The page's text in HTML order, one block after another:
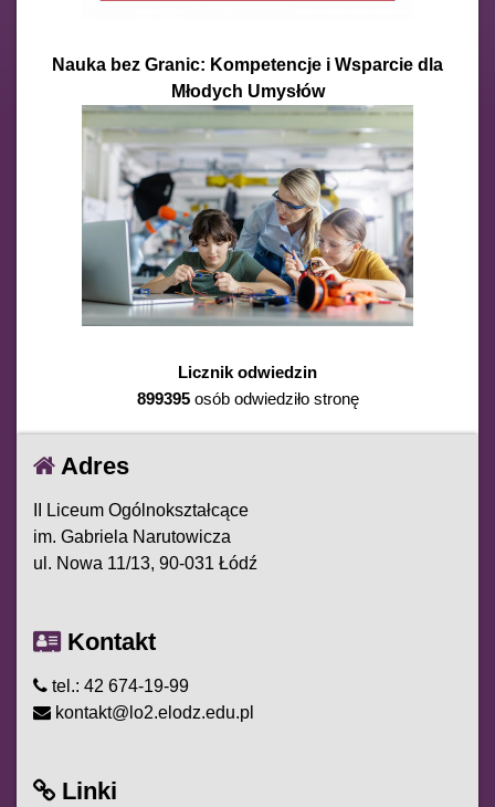
Nauka bez Granic: Kompetencje i Wsparcie dla
Młodych Umysłów
Licznik odwiedzin
899395osób odwiedziło stronę
Adres
II Liceum Ogólnokształcące
im. Gabriela Narutowicza
ul. Nowa 11/13, 90-031 Łódź
Kontakt
tel.: 42 674-19-99
kontakt@lo2.elodz.edu.pl
Linki